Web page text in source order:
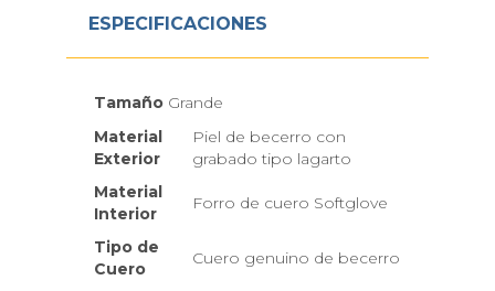
ESPECIFICACIONES
Tamaño Grande
Material
Exterior
Piel de becerro con
grabado tipo lagarto
Material
Interior
Forro de cuero Softglove
Tipo de
Cuero
Cuero genuino de becerro